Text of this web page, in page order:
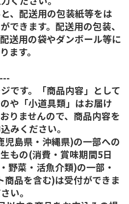
、配送用の包装紙等をは
できます。配送用の包装、
送用の袋やダンボール等に
ます。
です。「商品内容」として
や「小道具類」はお届け
りませんので、商品内容を
みください。
島県・沖縄県)の一部への
もの(消費・賞味期間5日
野菜・活魚介類)の一部・
品を含む)は受付ができま
い。